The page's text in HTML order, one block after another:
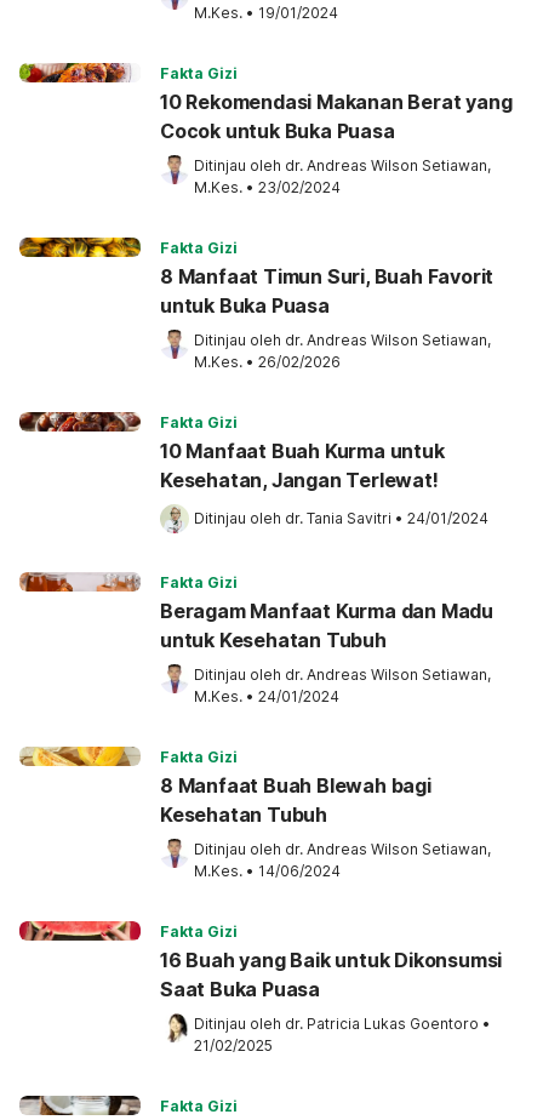
M.Kes. • 19/01/2024
Fakta Gizi
10 Rekomendasi Makanan Berat yang
Cocok untuk Buka Puasa
Ditinjau oleh dr. Andreas Wilson Setiawan,
M.Kes. • 23/02/2024
Fakta Gizi
8 Manfaat Timun Suri, Buah Favorit
untuk Buka Puasa
Ditinjau oleh dr. Andreas Wilson Setiawan,
M.Kes. • 26/02/2026
Fakta Gizi
10 Manfaat Buah Kurma untuk
Kesehatan, Jangan Terlewat!
Ditinjau oleh dr. Tania Savitri • 24/01/2024
Fakta Gizi
Beragam Manfaat Kurma dan Madu
untuk Kesehatan Tubuh
Ditinjau oleh dr. Andreas Wilson Setiawan,
M.Kes. • 24/01/2024
Fakta Gizi
8 Manfaat Buah Blewah bagi
Kesehatan Tubuh
Ditinjau oleh dr. Andreas Wilson Setiawan,
M.Kes. • 14/06/2024
Fakta Gizi
16 Buah yang Baik untuk Dikonsumsi
Saat Buka Puasa
Ditinjau oleh dr. Patricia Lukas Goentoro •
21/02/2025
Fakta Gizi